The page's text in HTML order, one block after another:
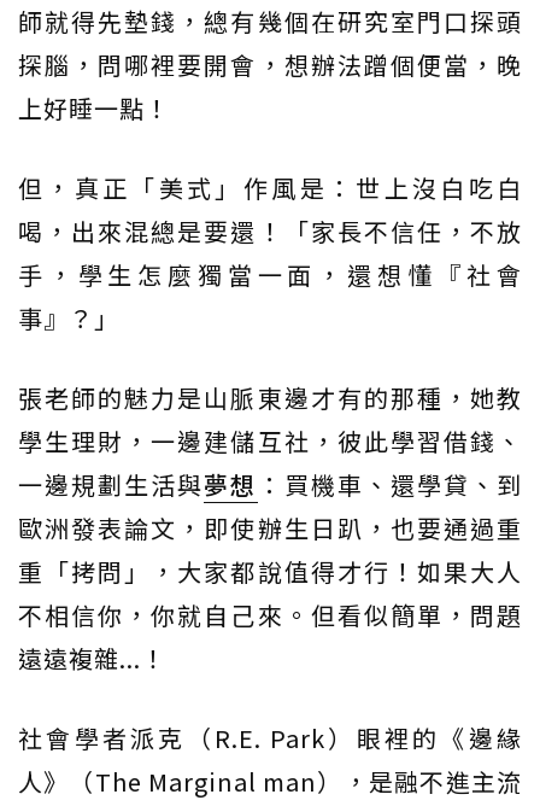
師就得先墊錢，總有幾個在研究室門口探頭
探腦，問哪裡要開會，想辦法蹭個便當，晚
上好睡一點！
但，真正「美式」作風是：世上沒白吃白
喝，出來混總是要還！「家長不信任，不放
手，學生怎麼獨當一面，還想懂『社會
事』？」
張老師的魅力是山脈東邊才有的那種，她教
學生理財，一邊建儲互社，彼此學習借錢、
一邊規劃生活與夢想 ：買機車、還學貸、到
歐洲發表論文，即使辦生日趴，也要通過重
重「拷問」，大家都說值得才行！如果大人
不相信你，你就自己來。但看似簡單，問題
遠遠複雜...！
社會學者派克（R.E. Park）眼裡的《邊緣
人》（The Marginal man），是融不進主流